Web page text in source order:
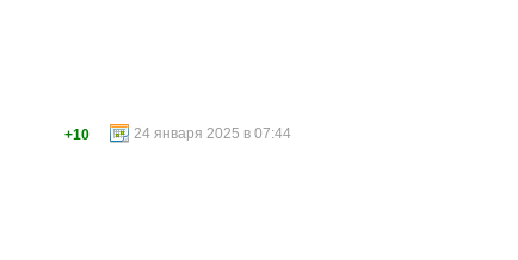
24 января 2025 в 07:44
+10